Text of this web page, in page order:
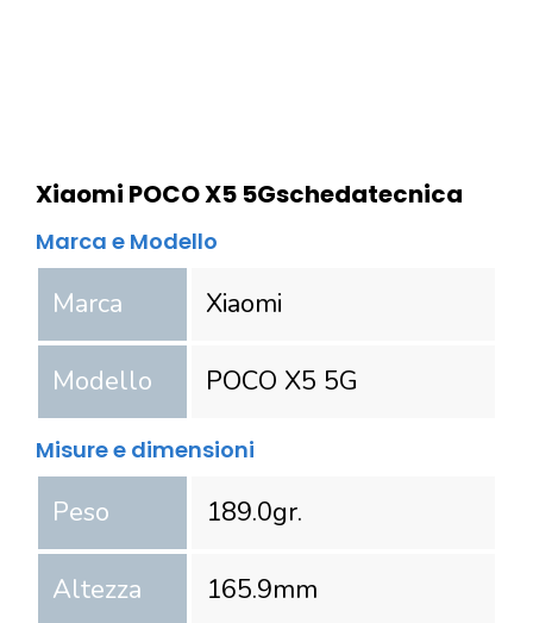
Xiaomi POCO X5 5Gschedatecnica
Marca e Modello
Marca Xiaomi
Modello POCO X5 5G
Misure e dimensioni
Peso 189.0gr.
Altezza 165.9mm